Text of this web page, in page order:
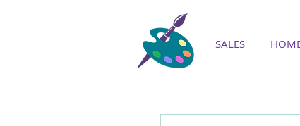
SALES